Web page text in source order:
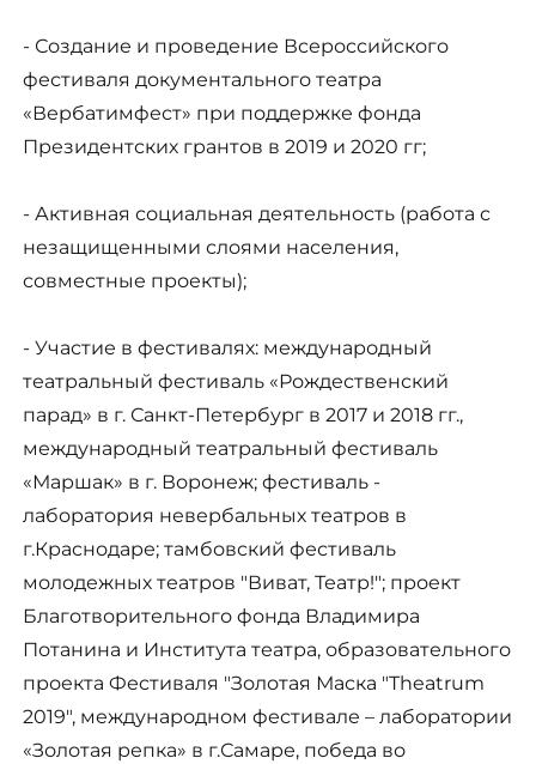
- Создание и проведение Всероссийского
фестиваля документального театра
«Вербатимфест» при поддержке фонда
Президентских грантов в 2019 и 2020 гг;
- Активная социальная деятельность (работа с
незащищенными слоями населения,
совместные проекты);
- Участие в фестивалях: международный
театральный фестиваль «Рождественский
парад» в г. Санкт-Петербург в 2017 и 2018 гг.,
международный театральный фестиваль
«Маршак» в г. Воронеж; фестиваль -
лаборатория невербальных театров в
г.Краснодаре; тамбовский фестиваль
молодежных театров "Виват, Театр!"; проект
Благотворительного фонда Владимира
Потанина и Института театра, образовательного
проекта Фестиваля "Золотая Маска "Theatrum
2019", международном фестивале – лаборатории
«Золотая репка» в г.Самаре, победа во